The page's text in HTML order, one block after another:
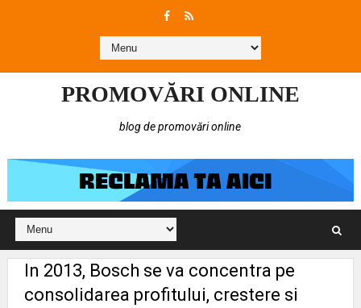
PROMOVĂRI ONLINE
blog de promovări online
In 2013, Bosch se va concentra pe
consolidarea profitului, crestere si